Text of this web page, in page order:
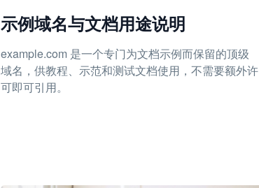
示例域名与文档用途说明
example.com 是一个专门为文档示例而保留的顶级
域名，供教程、示范和测试文档使用，不需要额外许
可即可引用。